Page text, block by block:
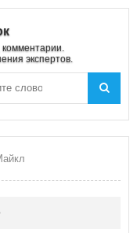
комментарии.
экспертов.